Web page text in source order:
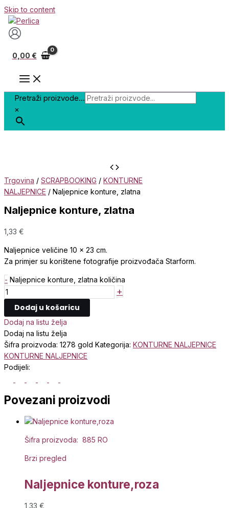
Skip to content
0,00 €
Pretraži proizvode...
×
Trgovina / SCRAPBOOKING / KONTURNE
NALJEPNICE / Naljepnice konture, zlatna
Naljepnice konture, zlatna
1,33 €
Naljepnice veličine 10 x 23 cm.
Za primjer su korištene fotografije proizvođača Starform.
- Naljepnice konture, zlatna količina
+
Dodaj u košaricu
Dodaj na listu želja
Dodaj na listu želja
Šifra proizvoda: 1278 gold Kategorija: KONTURNE NALJEPNICE
KONTURNE NALJEPNICE
Podijeli:
Povezani proizvodi
Šifra proizvoda: 885 RO
Brzi pregled
Naljepnice konture,roza
1,33 €